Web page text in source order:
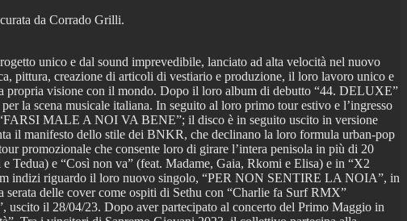
da Corrado Grilli.
unico e dal sound imprevedibile, lanciato ad alta velocità nel nuovo
pittura, creazione di articoli di vestiario e produzione, il loro lavoro unico e
propria visione con il mondo. Dopo il loro album di debutto “44. DELUXE”
la scena musicale italiana. In seguito al loro primo tour estivo e l’ingresso
MALE A NOI VA BENE”; il disco è in seguito uscito in versione
il manifesto dello stile dei BNKR, che declinano la loro formula urban-pop
promozionale che consente loro di girare l’intera penisola in più di 20
e “Così non va” (feat. Madame, Gaia, Rkomi e Elisa) e in “X2
indizi riguardo il loro nuovo singolo, “PER NON SENTIRE LA NOIA”, in
delle cover come ospiti di Sethu con “Charlie fa Surf RMX”
il 28/04/23. Dopo aver partecipato al concerto del Primo Maggio in